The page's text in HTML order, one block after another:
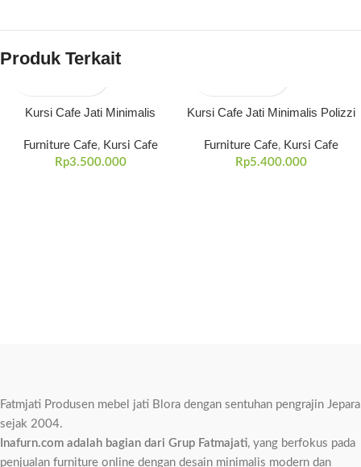
Produk Terkait
Kursi Cafe Jati Minimalis
Furniture Cafe, Kursi Cafe
Rp3.500.000
Kursi Cafe Jati Minimalis Polizzi
Furniture Cafe, Kursi Cafe
Rp5.400.000
Fatmjati Produsen mebel jati Blora dengan sentuhan pengrajin Jepara
sejak 2004.
Inafurn.com adalah bagian dari Grup Fatmajati, yang berfokus pada
penjualan furniture online dengan desain minimalis modern dan